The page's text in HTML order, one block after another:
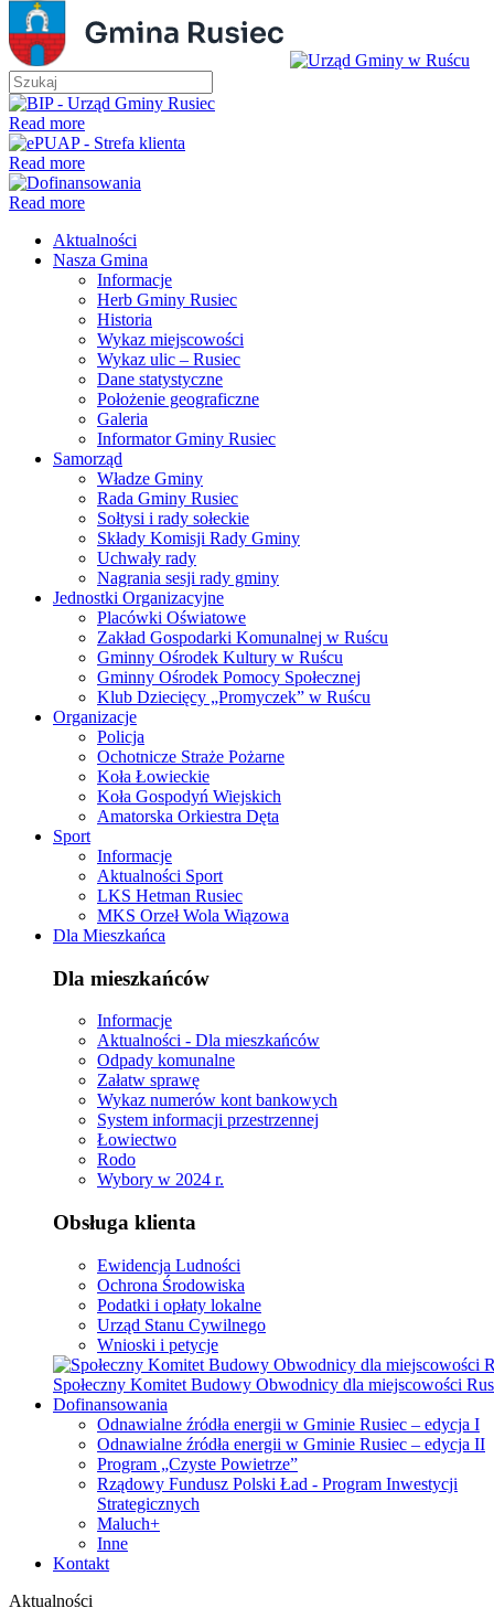
Read more
Read more
Read more
Aktualności
Nasza Gmina
Informacje
Herb Gminy Rusiec
Historia
Wykaz miejscowości
Wykaz ulic – Rusiec
Dane statystyczne
Położenie geograficzne
Galeria
Informator Gminy Rusiec
Samorząd
Władze Gminy
Rada Gminy Rusiec
Sołtysi i rady sołeckie
Składy Komisji Rady Gminy
Uchwały rady
Nagrania sesji rady gminy
Jednostki Organizacyjne
Placówki Oświatowe
Zakład Gospodarki Komunalnej w Ruścu
Gminny Ośrodek Kultury w Ruścu
Gminny Ośrodek Pomocy Społecznej
Klub Dziecięcy „Promyczek” w Ruścu
Organizacje
Policja
Ochotnicze Straże Pożarne
Koła Łowieckie
Koła Gospodyń Wiejskich
Amatorska Orkiestra Dęta
Sport
Informacje
Aktualności Sport
LKS Hetman Rusiec
MKS Orzeł Wola Wiązowa
Dla Mieszkańca
Dla mieszkańców
Informacje
Aktualności - Dla mieszkańców
Odpady komunalne
Załatw sprawę
Wykaz numerów kont bankowych
System informacji przestrzennej
Łowiectwo
Rodo
Wybory w 2024 r.
Obsługa klienta
Ewidencja Ludności
Ochrona Środowiska
Podatki i opłaty lokalne
Urząd Stanu Cywilnego
Wnioski i petycje
Społeczny Komitet Budowy Obwodnicy dla miejscowości
Dofinansowania
Odnawialne źródła energii w Gminie Rusiec – edycja I
Odnawialne źródła energii w Gminie Rusiec – edycja II
Program „Czyste Powietrze”
Rządowy Fundusz Polski Ład - Program Inwestycji
Strategicznych
Maluch+
Inne
Kontakt
Aktualności